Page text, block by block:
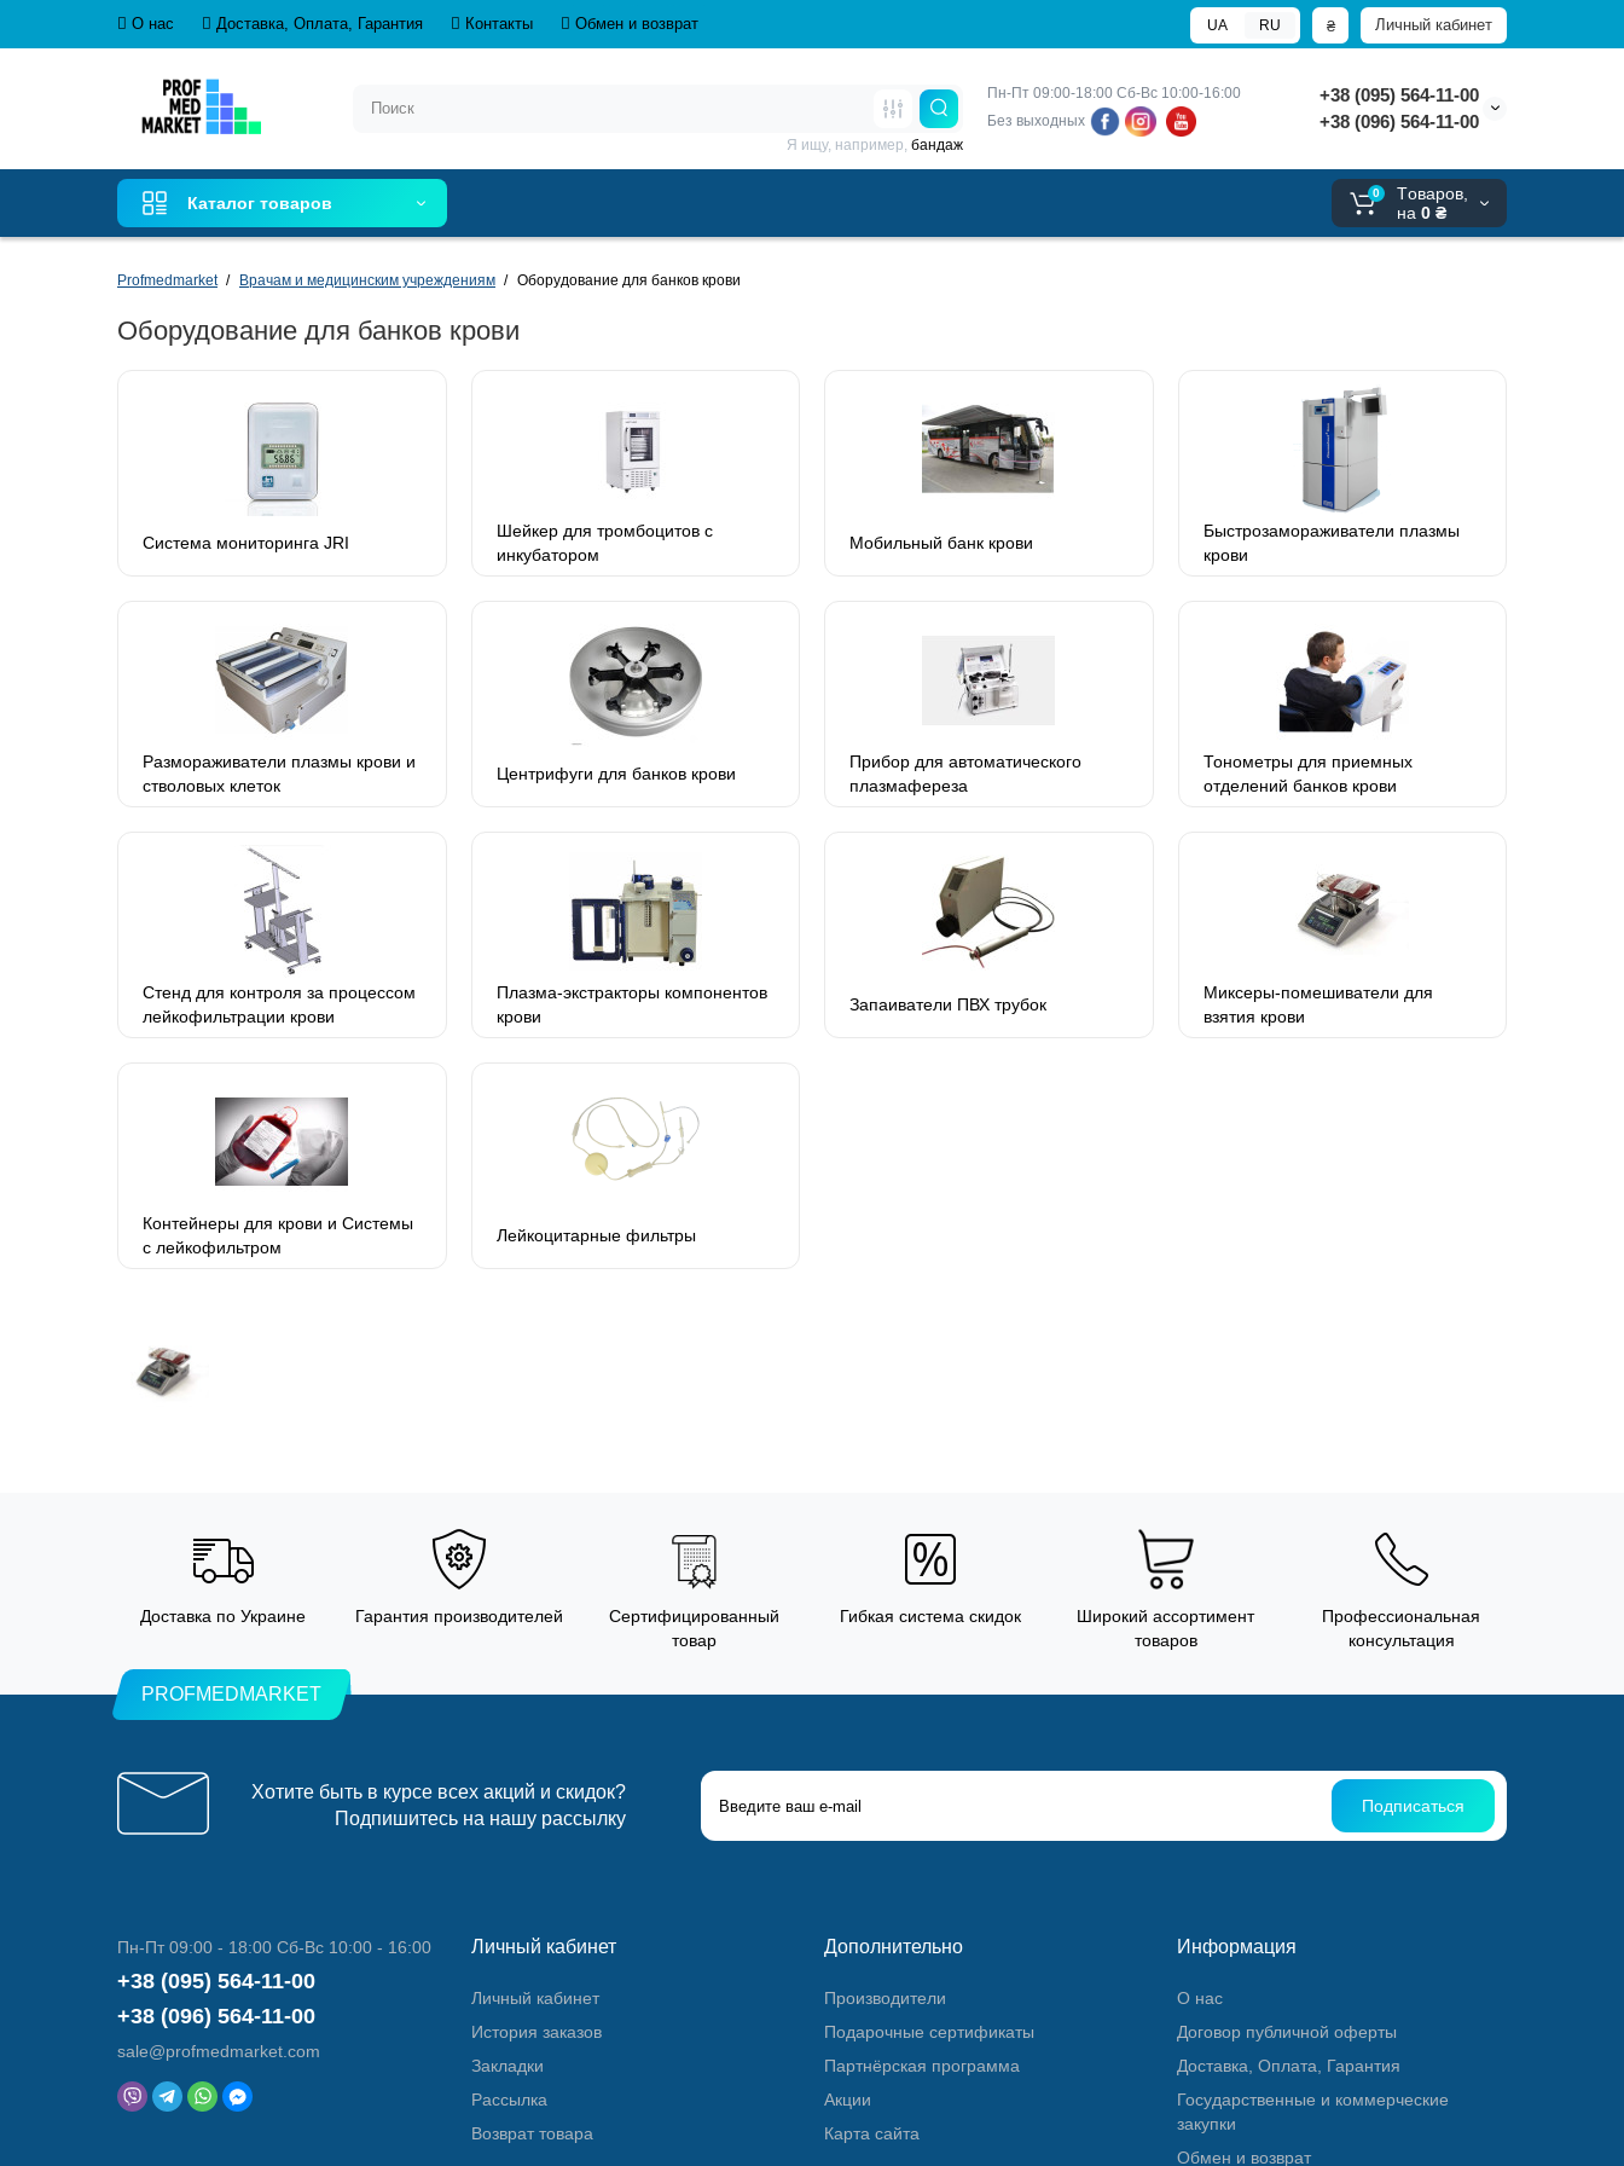
О нас Доставка, Оплата, Гарантия Контакты Обмен и возврат Личный кабинет
₴
UA RU
Пн-Пт 09:00-18:00 Сб-Вс 10:00-16:00
Без выходных
+38 (095) 564-11-00
+38 (096) 564-11-00
Я ищу, например, бандаж
Каталог товаров
0
Tоваров,
на 0 ₴
Profmedmarket Врачам и медицинским учреждениям Оборудование для банков крови
Оборудование для банков крови
Система мониторинга JRI
Шейкер для тромбоцитов с
инкубатором
Мобильный банк крови
Быстрозамораживатели плазмы
крови
Размораживатели плазмы крови и
стволовых клеток
Центрифуги для банков крови
Прибор для автоматического
плазмафереза
Тонометры для приемных
отделений банков крови
Стенд для контроля за процессом
лейкофильтрации крови
Плазма-экстракторы компонентов
крови
Запаиватели ПВХ трубок
Миксеры-помешиватели для
взятия крови
Контейнеры для крови и Системы
с лейкофильтром
Лейкоцитарные фильтры
Доставка по Украине Гарантия производителей
Сертифицированный
товар
Гибкая система скидок
Широкий ассортимент
товаров
Профессиональная
консультация
PROFMEDMARKET
Хотите быть в курсе всех акций и скидок?
Подпишитесь на нашу рассылку
Подписаться
Пн-Пт 09:00 - 18:00 Сб-Вс 10:00 - 16:00
+38 (095) 564-11-00
+38 (096) 564-11-00
sale@profmedmarket.com
Личный кабинет
Личный кабинет
История заказов
Закладки
Рассылка
Возврат товара
Дополнительно
Производители
Подарочные сертификаты
Партнёрская программа
Акции
Карта сайта
Информация
О нас
Договор публичной оферты
Доставка, Оплата, Гарантия
Государственные и коммерческие
закупки
Обмен и возврат